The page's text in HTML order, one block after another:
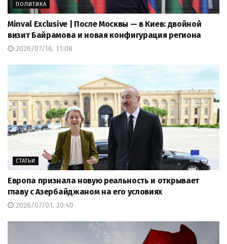
ПОЛИТИКА
Minval Exclusive | После Москвы — в Киев: двойной
визит Байрамова и новая конфигурация региона
2026/07/16, 11:08
СТАТЬИ
Европа признала новую реальность и открывает
главу с Азербайджаном на его условиях
2026/07/01, 20:40